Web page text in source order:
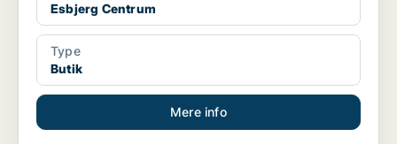
Esbjerg Centrum
Type
Butik
Mere info